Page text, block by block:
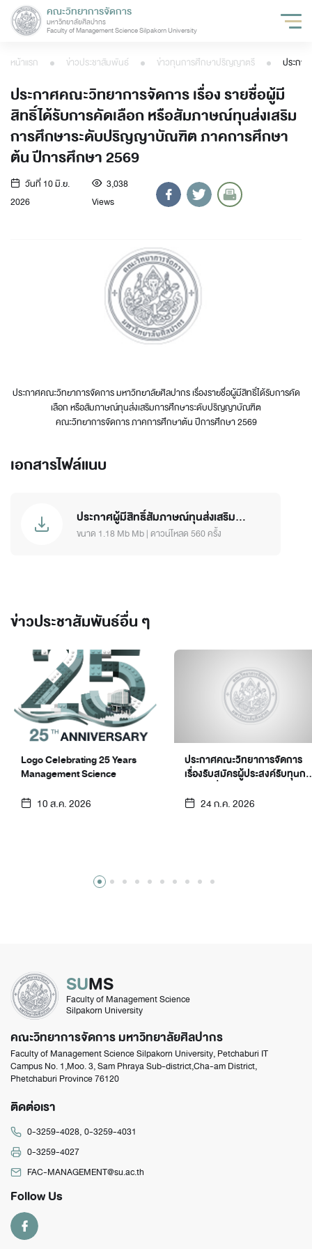
คณะวิทยาการจัดการ
มหาวิทยาลัยศิลปากร
Faculty of Management Science Silpakorn University
หน้าแรก ข่าวประชาสัมพันธ์ ข่าวทุนการศึกษาปริญญาตรี
ประกาศคณะวิทยาการจัดการ เรื่อง รายชื่อผู้มี
สิทธิ์ได้รับการคัดเลือก หรือสัมภาษณ์ทุนส่งเสริม
การศึกษาระดับปริญญาบัณฑิต ภาคการศึกษา
ต้น ปีการศึกษา 2569
วันที่ 10 มิ.ย.
2026
3,038
Views
ประกาศคณะวิทยาการจัดการ มหาวิทยาลัยศิลปากร เรื่องรายชื่อผู้มีสิทธิ์ได้รับการคัด
เลือก หรือสัมภาษณ์ทุนส่งเสริมการศึกษาระดับปริญญาบัณฑิต
คณะวิทยาการจัดการ ภาคการศึกษาต้น ปีการศึกษา 2569
เอกสารไฟล์แนบ
ประกาศผู้มีสิทธิ์สัมภาษณ์ทุนส่งเสริม
การ.pdf
ขนาด 1.18 Mb Mb | ดาวน์โหลด 560 ครั้ง
ข่าวประชาสัมพันธ์อื่น ๆ
Logo Celebrating 25 Years
Management Science
10 ส.ค. 2026
ประกาศคณะวิทยาการจัดการ
เรื่องรับสมัครผู้ประสงค์รับทุนก
เปลี่ยนโครงการค่ายภาษาและ
24 ก.ค. 2026
SUMS
Faculty of Management Science
Silpakorn University
คณะวิทยาการจัดการ มหาวิทยาลัยศิลปากร
Faculty of Management Science Silpakorn University, Petchaburi IT
Campus No. 1,Moo. 3, Sam Phraya Sub-district,Cha-am District,
Phetchaburi Province 76120
ติดต่อเรา
0-3259-4028, 0-3259-4031
0-3259-4027
FAC-MANAGEMENT@su.ac.th
Follow Us